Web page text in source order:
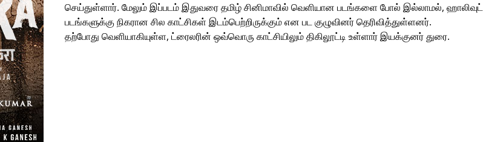
செய்துள்ளார். மேலும் இப்படம் இதுவரை தமிழ் சினிமாவில் வெளியான படங்களை போல் இல்லாமல், ஹாலிவுட்
படங்களுக்கு நிகரான சில காட்சிகள் இடம்பெற்றிருக்கும் என பட குழுவினர் தெரிவித்துள்ளனர்.
தற்போது வெளியாகியுள்ள, ட்ரைலரின் ஒவ்வொரு காட்சியிலும் திகிலூட்டி உள்ளார் இயக்குனர் துரை.